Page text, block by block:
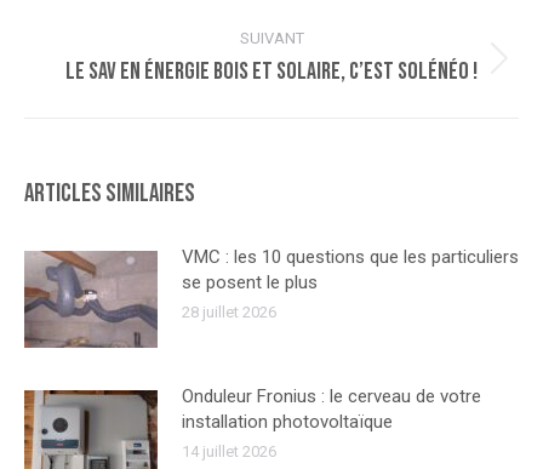
SUIVANT
Article
Le SAV en énergie bois et solaire, c’est Solénéo !
Articles similaires
VMC : les 10 questions que les particuliers
se posent le plus
28 juillet 2026
Onduleur Fronius : le cerveau de votre
installation photovoltaïque
14 juillet 2026